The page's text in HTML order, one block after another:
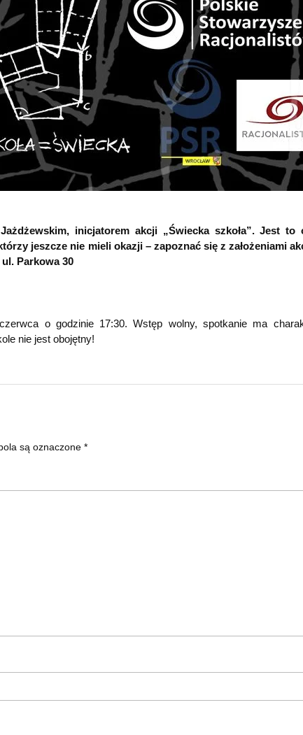
inicjatorem akcji „Świecka szkoła”. Jest to
jeszcze nie mieli okazji – zapoznać się z założeniami
Parkowa 30
o godzinie 17:30. Wstęp wolny, spotkanie ma
nie jest obojętny!
są oznaczone *